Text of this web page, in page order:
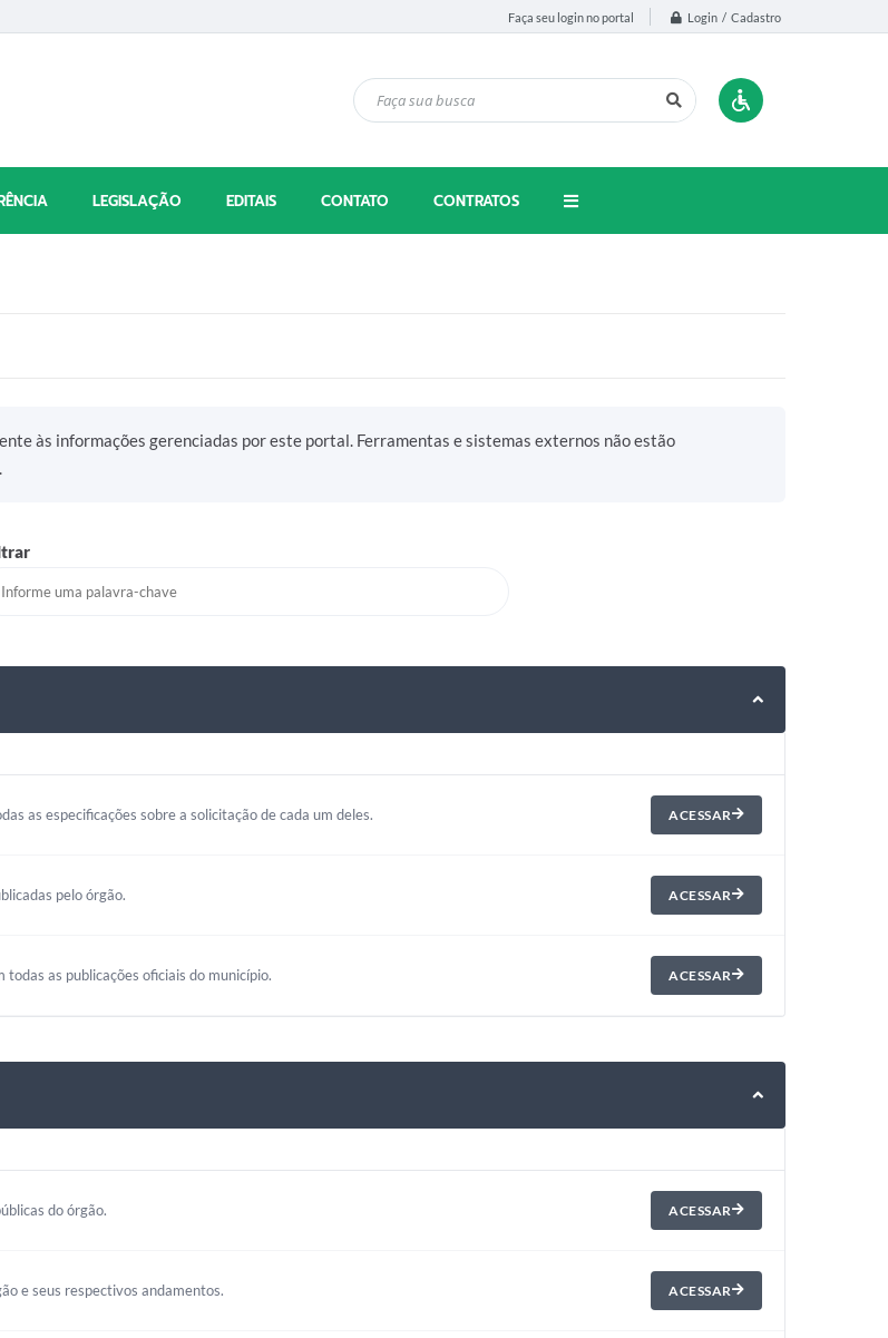
Faça seu login no portal Login / Cadastro
LEGISLAÇÃO EDITAIS CONTATO CONTRATOS
às informações gerenciadas por este portal. Ferramentas e sistemas externos não estão
.
as especificações sobre a solicitação de cada um deles. ACESSAR
pelo órgão. ACESSAR
as publicações oficiais do município. ACESSAR
do órgão. ACESSAR
e seus respectivos andamentos. ACESSAR